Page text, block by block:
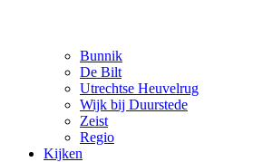
Bunnik
De Bilt
Utrechtse Heuvelrug
Wijk bij Duurstede
Zeist
Regio
Kijken